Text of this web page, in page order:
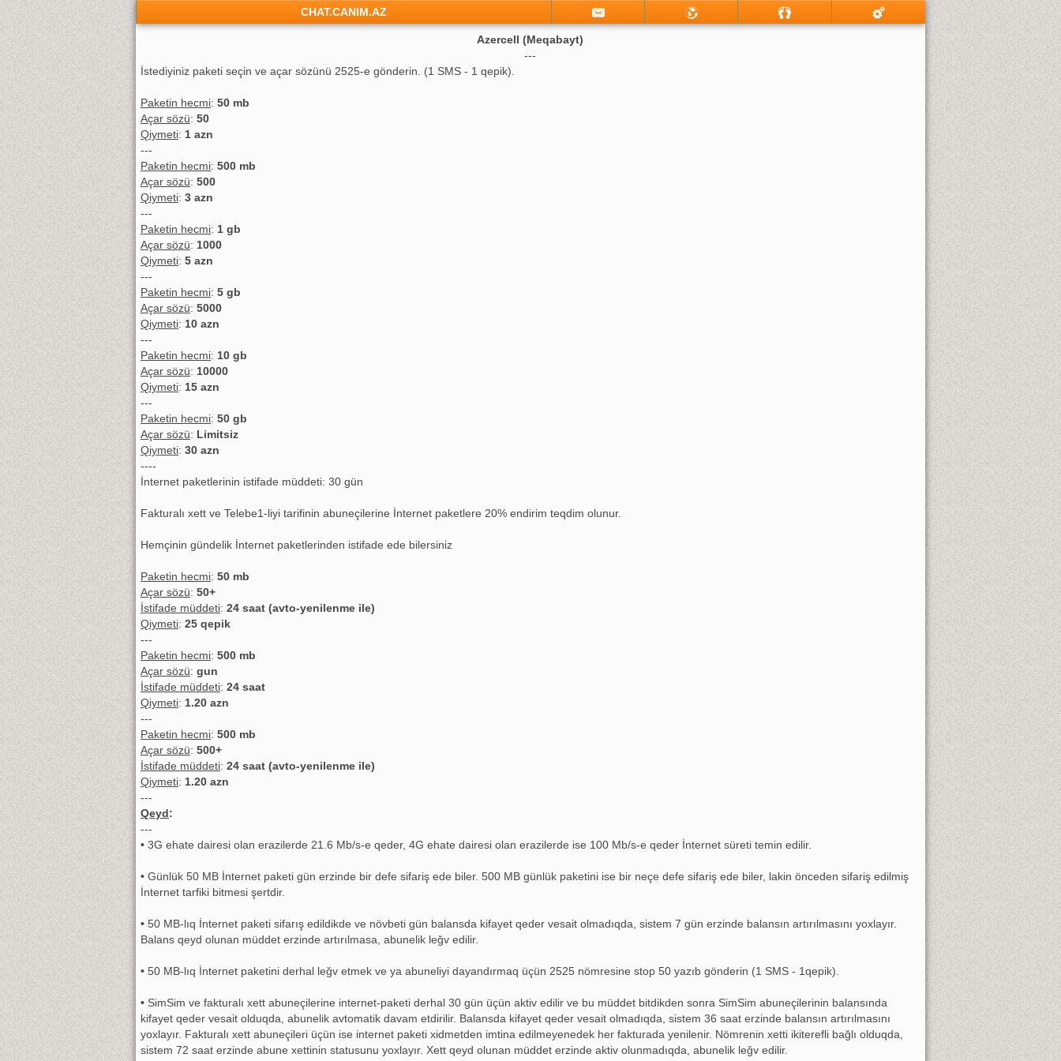
CHAT.CANIM.AZ
Azercell (Meqabayt)
---
İstediyiniz paketi seçin ve açar sözünü 2525-e gönderin. (1 SMS - 1 qepik).
Paketin hecmi: 50 mb
Açar sözü: 50
Qiymeti: 1 azn
---
Paketin hecmi: 500 mb
Açar sözü: 500
Qiymeti: 3 azn
---
Paketin hecmi: 1 gb
Açar sözü: 1000
Qiymeti: 5 azn
---
Paketin hecmi: 5 gb
Açar sözü: 5000
Qiymeti: 10 azn
---
Paketin hecmi: 10 gb
Açar sözü: 10000
Qiymeti: 15 azn
---
Paketin hecmi: 50 gb
Açar sözü: Limitsiz
Qiymeti: 30 azn
----
İnternet paketlerinin istifade müddeti: 30 gün
Fakturalı xett ve Telebe1-liyi tarifinin abuneçilerine İnternet paketlere 20% endirim teqdim olunur.
Hemçinin gündelik İnternet paketlerinden istifade ede bilersiniz
Paketin hecmi: 50 mb
Açar sözü: 50+
İstifade müddeti: 24 saat (avto-yenilenme ile)
Qiymeti: 25 qepik
---
Paketin hecmi: 500 mb
Açar sözü: gun
İstifade müddeti: 24 saat
Qiymeti: 1.20 azn
---
Paketin hecmi: 500 mb
Açar sözü: 500+
İstifade müddeti: 24 saat (avto-yenilenme ile)
Qiymeti: 1.20 azn
---
Qeyd:
---
• 3G ehate dairesi olan erazilerde 21.6 Mb/s-e qeder, 4G ehate dairesi olan erazilerde ise 100 Mb/s-e qeder İnternet süreti temin edilir.
• ​Günlük 50 MB İnternet paketi gün erzinde bir defe sifariş ede biler. 500 MB günlük paketini ise bir neçe defe sifariş ede biler, lakin önceden sifariş edilmiş
İnternet tarfiki bitmesi şertdir.
• 50 MB-lıq İnternet paketi sifarış edildikde ve növbeti gün balansda kifayet qeder vesait olmadıqda, sistem 7 gün erzinde balansın artırılmasını yoxlayır.
Balans qeyd olunan müddet erzinde artırılmasa, abunelik leğv edilir.
• 50 MB-lıq İnternet paketini derhal leğv etmek ve ya abuneliyi dayandırmaq üçün 2525 nömresine stop 50 yazıb gönderin (1 SMS - 1qepik).
• SimSim ve fakturalı xett abuneçilerine internet-paketi derhal 30 gün üçün aktiv edilir ve bu müddet bitdikden sonra SimSim abuneçilerinin balansında
kifayet qeder vesait olduqda, abunelik avtomatik davam etdirilir. Balansda kifayet qeder vesait olmadıqda, sistem 36 saat erzinde balansın artırılmasını
yoxlayır. Fakturalı xett abuneçileri üçün ise internet paketi xidmetden imtina edilmeyenedek her fakturada yenilenir. Nömrenin xetti ikiterefli bağlı olduqda,
sistem 72 saat erzinde abune xettinin statusunu yoxlayır. Xett qeyd olunan müddet erzinde aktiv olunmadıqda, abunelik leğv edilir.